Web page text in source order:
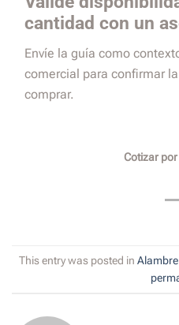
cantidad con un
Envíe la guía como
comercial para confirmar
comprar.
Cotizar
This entry was posted in